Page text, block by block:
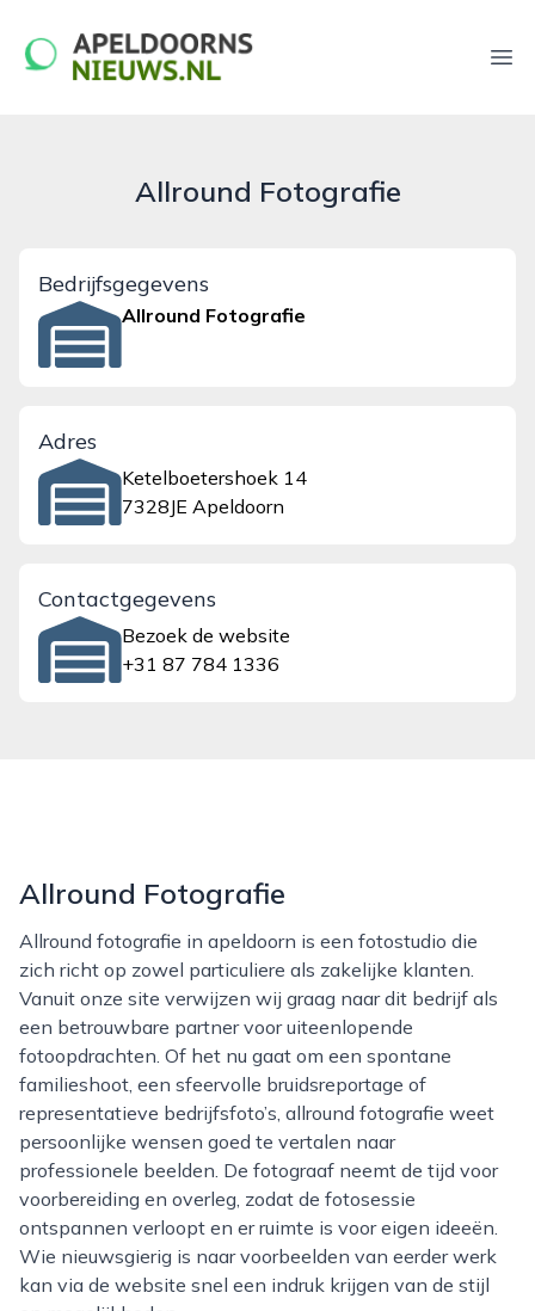
apeldoornsnieuws.nl
Allround Fotografie
Bedrijfsgegevens
Allround Fotografie
Adres
Ketelboetershoek 14
7328JE Apeldoorn
Contactgegevens
Bezoek de website
+31 87 784 1336
Allround Fotografie
Allround fotografie in apeldoorn is een fotostudio die
zich richt op zowel particuliere als zakelijke klanten.
Vanuit onze site verwijzen wij graag naar dit bedrijf als
een betrouwbare partner voor uiteenlopende
fotoopdrachten. Of het nu gaat om een spontane
familieshoot, een sfeervolle bruidsreportage of
representatieve bedrijfsfoto’s, allround fotografie weet
persoonlijke wensen goed te vertalen naar
professionele beelden. De fotograaf neemt de tijd voor
voorbereiding en overleg, zodat de fotosessie
ontspannen verloopt en er ruimte is voor eigen ideeën.
Wie nieuwsgierig is naar voorbeelden van eerder werk
kan via de website snel een indruk krijgen van de stijl